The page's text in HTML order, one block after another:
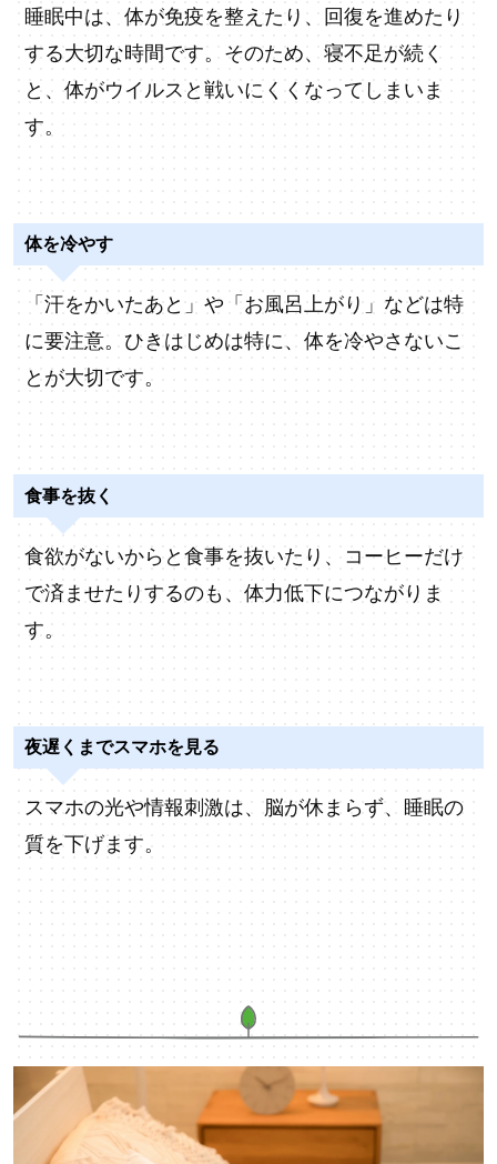
睡眠中は、体が免疫を整えたり、回復を進めたり
する大切な時間です。そのため、寝不足が続く
と、体がウイルスと戦いにくくなってしまいま
す。
体を冷やす
「汗をかいたあと」や「お風呂上がり」などは特
に要注意。ひきはじめは特に、体を冷やさないこ
とが大切です。
食事を抜く
食欲がないからと食事を抜いたり、コーヒーだけ
で済ませたりするのも、体力低下につながりま
す。
夜遅くまでスマホを見る
スマホの光や情報刺激は、脳が休まらず、睡眠の
質を下げます。